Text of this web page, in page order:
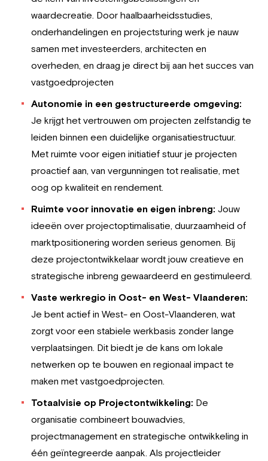
waardecreatie. Door haalbaarheidsstudies,
onderhandelingen en projectsturing werk je nauw
samen met investeerders, architecten en
overheden, en draag je direct bij aan het succes van
vastgoedprojecten
Autonomie in een gestructureerde omgeving:
Je krijgt het vertrouwen om projecten zelfstandig te
leiden binnen een duidelijke organisatiestructuur.
Met ruimte voor eigen initiatief stuur je projecten
proactief aan, van vergunningen tot realisatie, met
oog op kwaliteit en rendement.
Ruimte voor innovatie en eigen inbreng: Jouw
ideeën over projectoptimalisatie, duurzaamheid of
marktpositionering worden serieus genomen. Bij
deze projectontwikkelaar wordt jouw creatieve en
strategische inbreng gewaardeerd en gestimuleerd.
Vaste werkregio in Oost- en West- Vlaanderen:
Je bent actief in West- en Oost-Vlaanderen, wat
zorgt voor een stabiele werkbasis zonder lange
verplaatsingen. Dit biedt je de kans om lokale
netwerken op te bouwen en regionaal impact te
maken met vastgoedprojecten.
Totaalvisie op Projectontwikkeling: De
organisatie combineert bouwadvies,
projectmanagement en strategische ontwikkeling in
één geïntegreerde aanpak. Als projectleider